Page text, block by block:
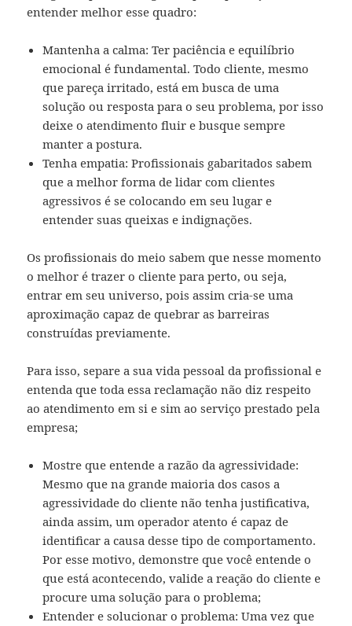
entender melhor esse quadro:
Mantenha a calma: Ter paciência e equilíbrio
emocional é fundamental. Todo cliente, mesmo
que pareça irritado, está em busca de uma
solução ou resposta para o seu problema, por isso
deixe o atendimento fluir e busque sempre
manter a postura.
Tenha empatia: Profissionais gabaritados sabem
que a melhor forma de lidar com clientes
agressivos é se colocando em seu lugar e
entender suas queixas e indignações.
Os profissionais do meio sabem que nesse momento
o melhor é trazer o cliente para perto, ou seja,
entrar em seu universo, pois assim cria-se uma
aproximação capaz de quebrar as barreiras
construídas previamente.
Para isso, separe a sua vida pessoal da profissional e
entenda que toda essa reclamação não diz respeito
ao atendimento em si e sim ao serviço prestado pela
empresa;
Mostre que entende a razão da agressividade:
Mesmo que na grande maioria dos casos a
agressividade do cliente não tenha justificativa,
ainda assim, um operador atento é capaz de
identificar a causa desse tipo de comportamento.
Por esse motivo, demonstre que você entende o
que está acontecendo, valide a reação do cliente e
procure uma solução para o problema;
Entender e solucionar o problema: Uma vez que